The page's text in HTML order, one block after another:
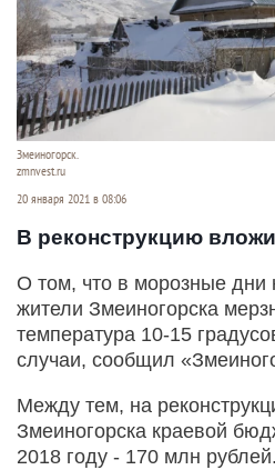
Змеиногорск.
zmnvest.ru
20 января 2021 в 08:06
В реконструкцию
О том, что в морозные дни
жители Змеиногорска
температура 10-15
случаи, сообщил
Между тем, на
Змеиногорска краевой
2018 году - 170 млн